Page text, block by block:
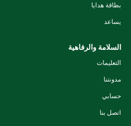
بطاقة هدايا
يساعد
السلامة والرفاهية
التعليمات
مدونتنا
حسابي
اتصل بنا